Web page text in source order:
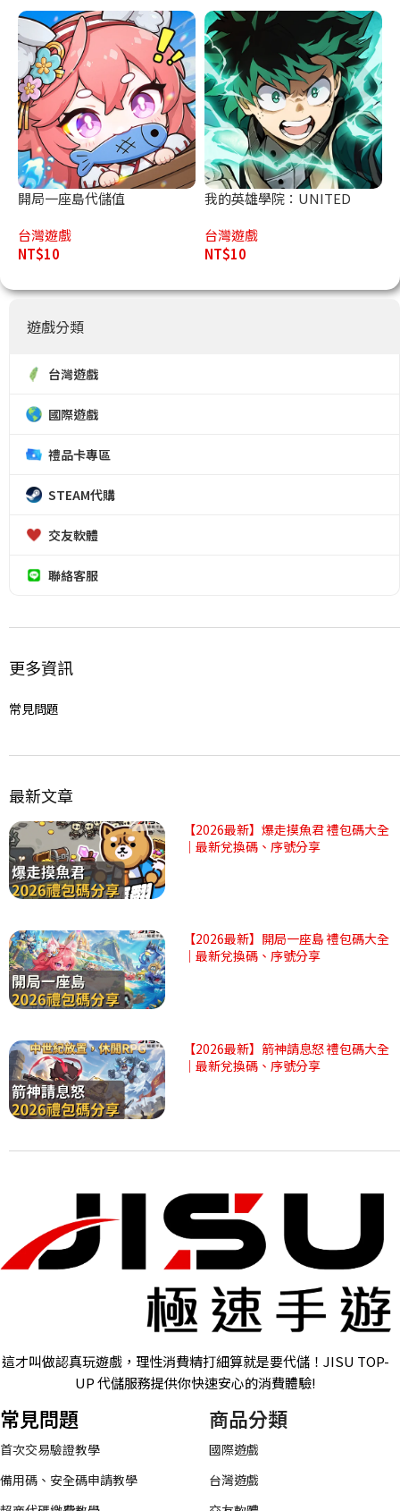
開局一座島代儲值
台灣遊戲
NT$10
我的英雄學院：UNITED
台灣遊戲
NT$10
遊戲分類
台灣遊戲
國際遊戲
禮品卡專區
STEAM代購
交友軟體
聯絡客服
更多資訊
常見問題
最新文章
【2026最新】爆走摸魚君 禮包碼大全
｜最新兌換碼、序號分享
【2026最新】開局一座島 禮包碼大全
｜最新兌換碼、序號分享
【2026最新】箭神請息怒 禮包碼大全
｜最新兌換碼、序號分享
這才叫做認真玩遊戲，理性消費精打細算就是要代儲！JISU TOP-
UP 代儲服務提供你快速安心的消費體驗!
常見問題
首次交易驗證教學
備用碼、安全碼申請教學
商品分類
國際遊戲
台灣遊戲